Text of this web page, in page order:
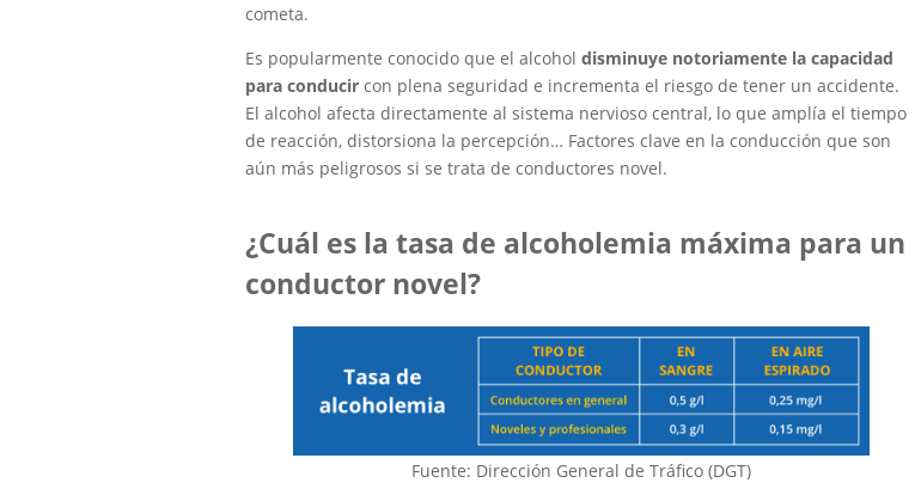
cometa.
Es popularmente conocido que el alcohol disminuye notoriamente la capacidad
para conducir con plena seguridad e incrementa el riesgo de tener un accidente.
El alcohol afecta directamente al sistema nervioso central, lo que amplía el tiempo
de reacción, distorsiona la percepción… Factores clave en la conducción que son
aún más peligrosos si se trata de conductores novel.
¿Cuál es la tasa de alcoholemia máxima para un
conductor novel?
Fuente: Dirección General de Tráfico (DGT)